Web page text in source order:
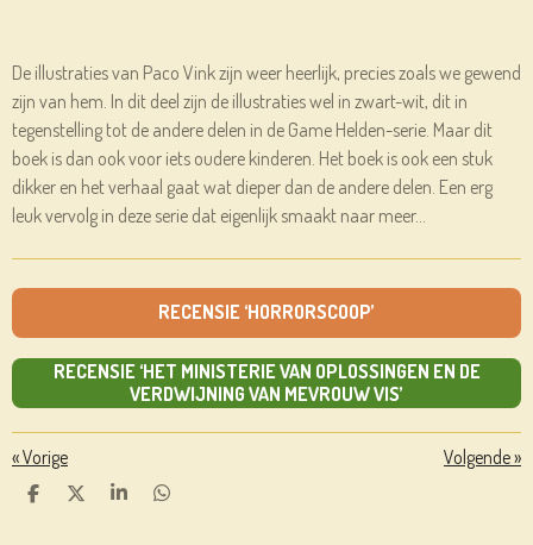
De illustraties van Paco Vink zijn weer heerlijk, precies zoals we gewend
zijn van hem. In dit deel zijn de illustraties wel in zwart-wit, dit in
tegenstelling tot de andere delen in de Game Helden-serie. Maar dit
boek is dan ook voor iets oudere kinderen. Het boek is ook een stuk
dikker en het verhaal gaat wat dieper dan de andere delen. Een erg
leuk vervolg in deze serie dat eigenlijk smaakt naar meer…
RECENSIE ‘HORRORSCOOP’
RECENSIE ‘HET MINISTERIE VAN OPLOSSINGEN EN DE
VERDWIJNING VAN MEVROUW VIS’
«Vorige Volgende»
D
D
S
D